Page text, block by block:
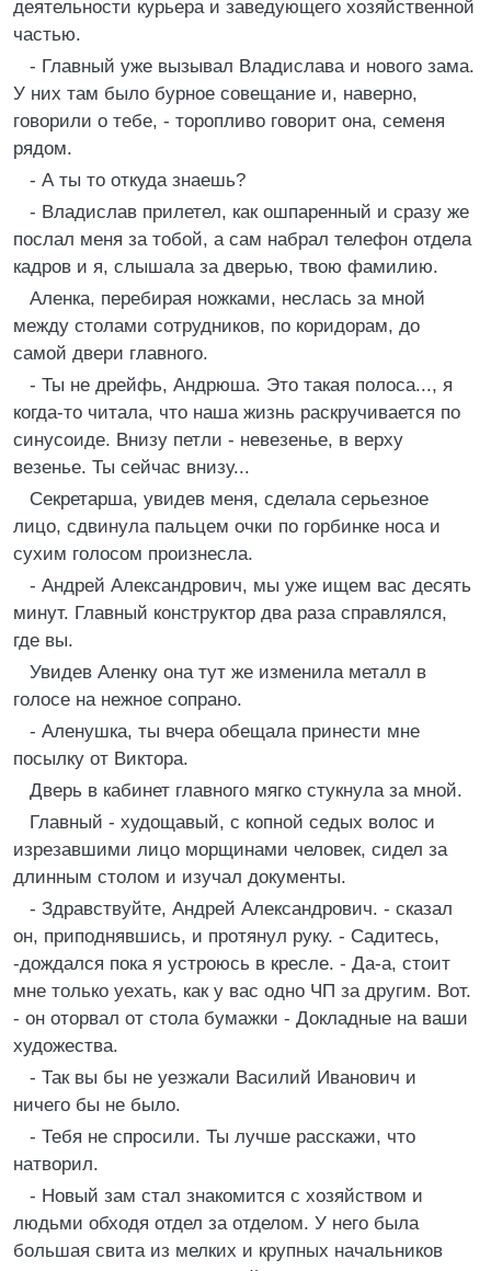
деятельности курьера и заведующего хозяйственной
частью.
- Главный уже вызывал Владислава и нового зама.
У них там было бурное совещание и, наверно,
говорили о тебе, - торопливо говорит она, семеня
рядом.
- А ты то откуда знаешь?
- Владислав прилетел, как ошпаренный и сразу же
послал меня за тобой, а сам набрал телефон отдела
кадров и я, слышала за дверью, твою фамилию.
Аленка, перебирая ножками, неслась за мной
между столами сотрудников, по коридорам, до
самой двери главного.
- Ты не дрейфь, Андрюша. Это такая полоса..., я
когда-то читала, что наша жизнь раскручивается по
синусоиде. Внизу петли - невезенье, в верху
везенье. Ты сейчас внизу...
Секретарша, увидев меня, сделала серьезное
лицо, сдвинула пальцем очки по горбинке носа и
сухим голосом произнесла.
- Андрей Александрович, мы уже ищем вас десять
минут. Главный конструктор два раза справлялся,
где вы.
Увидев Аленку она тут же изменила металл в
голосе на нежное сопрано.
- Аленушка, ты вчера обещала принести мне
посылку от Виктора.
Дверь в кабинет главного мягко стукнула за мной.
Главный - худощавый, с копной седых волос и
изрезавшими лицо морщинами человек, сидел за
длинным столом и изучал документы.
- Здравствуйте, Андрей Александрович. - сказал
он, приподнявшись, и протянул руку. - Садитесь,
-дождался пока я устроюсь в кресле. - Да-а, стоит
мне только уехать, как у вас одно ЧП за другим. Вот.
- он оторвал от стола бумажки - Докладные на ваши
художества.
- Так вы бы не уезжали Василий Иванович и
ничего бы не было.
- Тебя не спросили. Ты лучше расскажи, что
натворил.
- Новый зам стал знакомится с хозяйством и
людьми обходя отдел за отделом. У него была
большая свита из мелких и крупных начальников